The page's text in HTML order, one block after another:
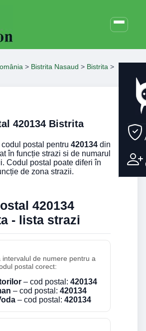
> Bistrita Nasaud > Bistrita >
420134 Bistrita
postal pentru 420134din
în funcție strazi si de numarul
Codul postal poate diferi în
de zona strazii.
420134
- lista strazi
intervalul de numere pentru a
postal corect:
– cod postal: 420134
– cod postal: 420134
– cod postal: 420134